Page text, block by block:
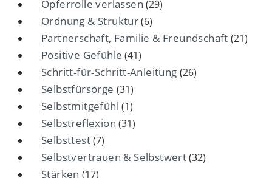
Opferrolle verlassen (29)
Ordnung & Struktur(6)
Partnerschaft, Familie & Freundschaft (21)
Positive Gefühle (41)
Schritt-für-Schritt-Anleitung (26)
Selbstfürsorge (31)
Selbstmitgefühl (1)
Selbstreflexion (31)
Selbsttest(7)
Selbstvertrauen & Selbstwert(32)
Stärken (17)